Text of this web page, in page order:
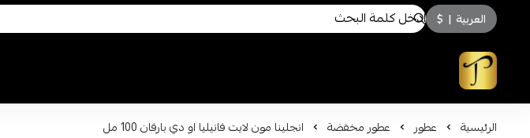
العربية |
$
توسكاني للعطور
الرئيسية عطور عطور مخفضة انجلينا مون لايت فانيليا او دي بارفان 100 مل